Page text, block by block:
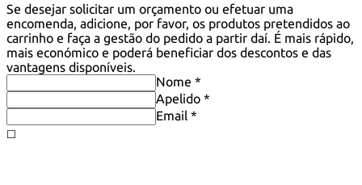
Se desejar solicitar um orçamento ou efetuar uma
encomenda, adicione, por favor, os produtos pretendidos ao
carrinho e faça a gestão do pedido a partir daí. É mais rápido,
mais económico e poderá beneficiar dos descontos e das
vantagens disponíveis.
Nome *
Apelido *
Email *
◻️